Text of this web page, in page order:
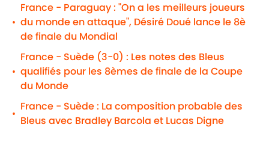
•
France - Paraguay : "On a les meilleurs joueurs
du monde en attaque", Désiré Doué lance le 8è
de finale du Mondial
•
France - Suède (3-0) : Les notes des Bleus
qualifiés pour les 8èmes de finale de la Coupe
du Monde
•
France - Suède : La composition probable des
Bleus avec Bradley Barcola et Lucas Digne